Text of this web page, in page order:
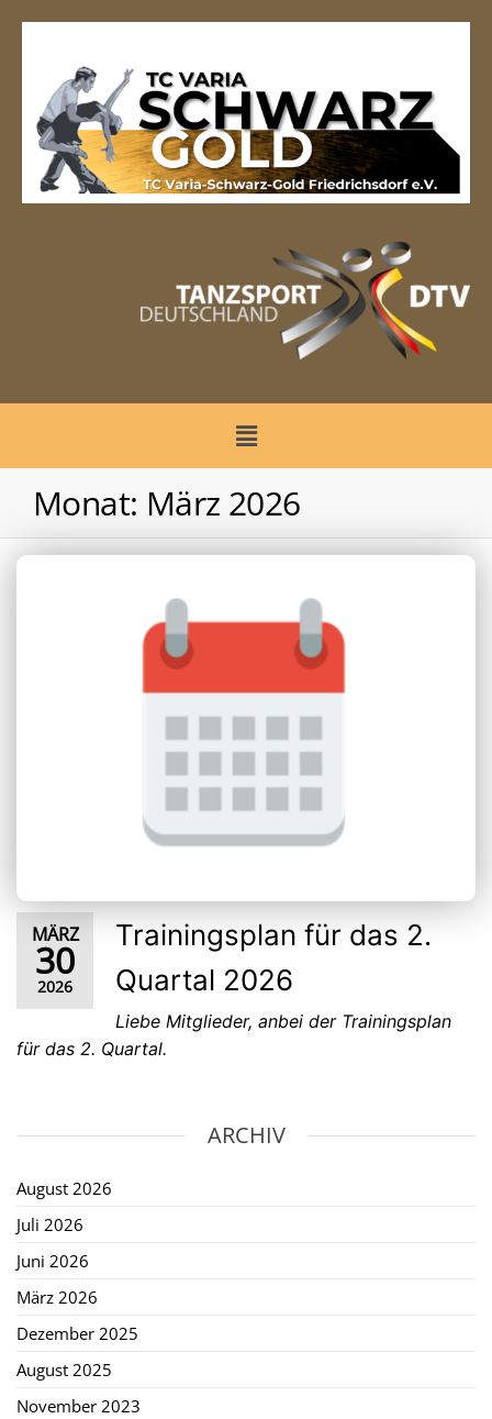
Monat: März 2026
MÄRZ
30
2026
Trainingsplan für das 2.
Quartal 2026
Liebe Mitglieder, anbei der Trainingsplan
für das 2. Quartal.
ARCHIV
August 2026
Juli 2026
Juni 2026
März 2026
Dezember 2025
August 2025
November 2023